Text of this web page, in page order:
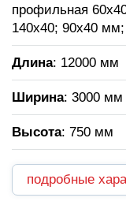
профильная
140х40; 90х40
Длина: 12000 мм
Ширина: 3000 мм
Высота: 750 мм
подробные